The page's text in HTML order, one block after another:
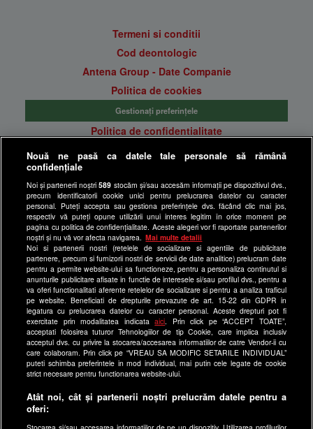
Termeni si conditii
Cod deontologic
Antena Group - Date Companie
Politica de cookies
Gestionați preferințele
Politica de confidentialitate
Anunturi gratuite pe Lajumate.ro
Program Happy Channel
Echipa editorială
Site-uri Antena Group
a1.ro
antenastars.ro
as.ro
catine.ro
chefi.ro
deparinti.ro
medicool.ro
spynews.ro
useit.ro
Nouă ne pasă ca datele tale personale să rămână
confidențiale
Noi și partenerii noștri589 stocăm și/sau accesăm informații pe dispozitivul dvs.,
precum identificatorii cookie unici pentru prelucrarea datelor cu caracter
personal. Puteți accepta sau gestiona preferințele dvs. făcând clic mai jos,
respectiv vă puteți opune utilizării unui interes legitim în orice moment pe
pagina cu politica de confidențialitate. Aceste alegeri vor fi raportate partenerilor
noștri și nu vă vor afecta navigarea.
Mai multe detalii
Noi si partenerii nostri (retelele de socializare si agentiile de publicitate
partenere, precum si furnizorii nostri de servicii de date analitice) prelucram date
pentru a permite website-ului sa functioneze, pentru a personaliza continutul si
anunturile publicitare afisate in functie de interesele si/sau profilul dvs., pentru a
va oferi functionalitati aferente retelelor de socializare si pentru a analiza traficul
pe website. Beneficiati de drepturile prevazute de art. 15-22 din GDPR in
legatura cu prelucrarea datelor cu caracter personal. Aceste drepturi pot fi
exercitate prin modalitatea indicataaici . Prin click pe “ACCEPT TOATE”,
acceptati folosirea tuturor Tehnologiilor de tip Cookie, care implica inclusiv
acceptul dvs. cu privire la stocarea/accesarea informatiilor de catre Vendor-ii cu
care colaboram. Prin click pe “VREAU SA MODIFIC SETARILE INDIVIDUAL”
puteti schimba preferintele in mod individual, mai putin cele legate de cookie
strict necesare pentru functionarea website-ului.
Atât noi, cât și partenerii noștri prelucrăm datele pentru a
oferi: